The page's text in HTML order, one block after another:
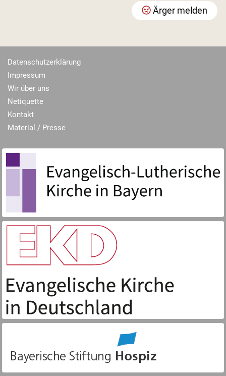
Ärger melden
Datenschutzerklärung
Impressum
Wir über uns
Netiquette
Kontakt
Material / Presse